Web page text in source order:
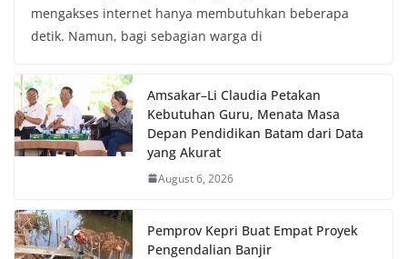
mengakses internet hanya membutuhkan beberapa
detik. Namun, bagi sebagian warga di
Amsakar–Li Claudia Petakan
Kebutuhan Guru, Menata Masa
Depan Pendidikan Batam dari Data
yang Akurat
August 6, 2026
Pemprov Kepri Buat Empat Proyek
Pengendalian Banjir